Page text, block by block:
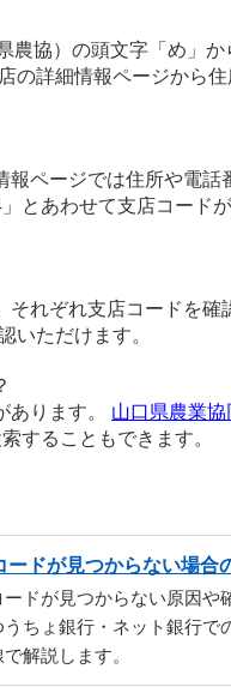
農協）の頭文字「め」
の詳細情報ページから
ページでは住所や電話
とあわせて支店コード
れぞれ支店コードを確
いただけます。
あります。 山口県農業
することもできます。
ードが見つからない場合
ードが見つからない原因や
うちょ銀行・ネット銀行で
解説します。